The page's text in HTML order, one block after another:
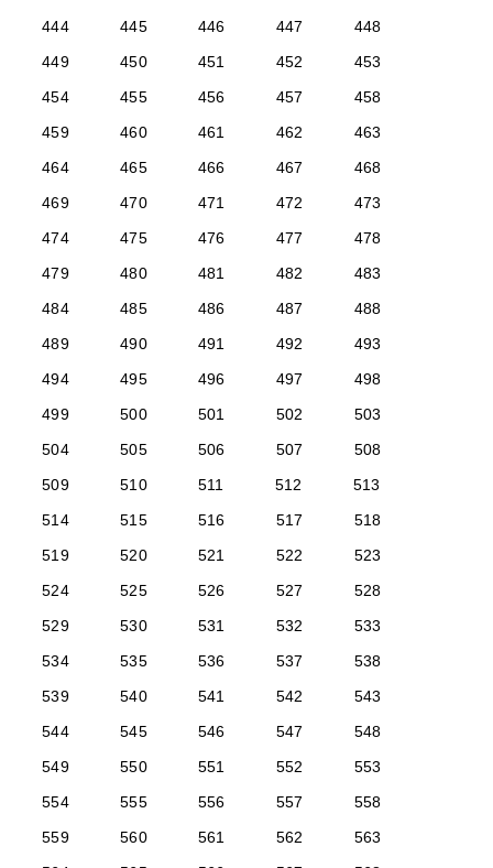
444 445 446 447
448
449
450 451 452
453
454
455 456 457
458
459
460 461 462
463
464
465 466 467
468
469
470 471 472
473
474
475 476 477
478
479
480 481 482
483
484
485 486 487
488
489
490 491 492
493
494
495 496 497
498
499
500 501 502
503
504
505 506 507
508
509
510 511 512
513
514
515 516 517
518
519
520 521 522
523
524
525 526 527
528
529
530 531 532
533
534
535 536 537
538
539
540 541 542
543
544
545 546 547
548
549
550 551 552
553
554
555 556 557
558
559
560 561 562
563